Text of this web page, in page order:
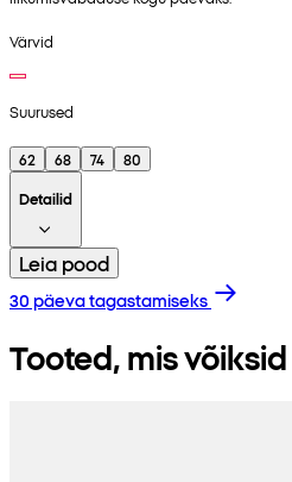
Värvid
Suurused
62 68 74
80
Detailid
Leia pood
30 päeva tagastamiseks
Tooted, mis